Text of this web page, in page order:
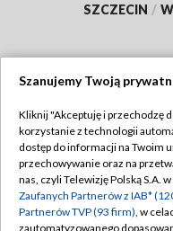
SZCZECIN /
Abonament TVP
Emisja w TVP
Centrum informacji
Szanujemy Twoją
Kliknij "Akceptuję i przechodzę
korzystanie z technologii
dostęp do informacji na Twoim
przechowywanie oraz na
nas, czyli Telewizję Polską S.A.
Zaufanych Partnerów z IAB*
Partnerów TVP (93 firm), w
zautomatyzowanego